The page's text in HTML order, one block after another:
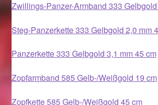
Impressum
Karneval 2015 – Schmuck zu Fasching
Karneval 2019 – Schmuck zu Fasching &
Karneval 2020 – Schmuck zu Fasching &
Zwillings-Panzer-Armband 333
Steg-Panzerkette 333 Gelbgold 2,0 mm
Panzerkette 333 Gelbgold 3,1 mm 45 cm
Zopfarmband 585 Gelb-/Weißgold 19 cm
Zopfkette 585 Gelb-/Weißgold 45 cm